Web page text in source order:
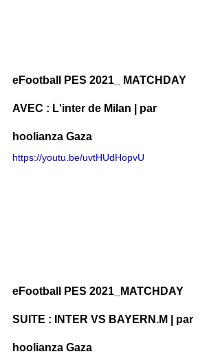
eFootball PES 2021_ MATCHDAY
AVEC : L'inter de Milan | par
hoolianza Gaza
https://youtu.be/uvtHUdHopvU
eFootball PES 2021_MATCHDAY
SUITE : INTER VS BAYERN.M | par
hoolianza Gaza